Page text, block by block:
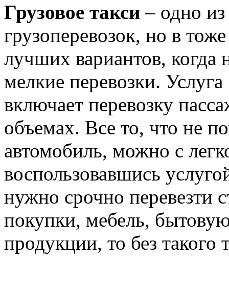
Грузовое такси– одно
грузоперевозок, но в
лучших вариантов, когда
мелкие перевозки.
включает перевозку
объемах. Все то, что не
автомобиль, можно с
воспользовавшись
нужно срочно перевезти
покупки, мебель,
продукции, то без такого